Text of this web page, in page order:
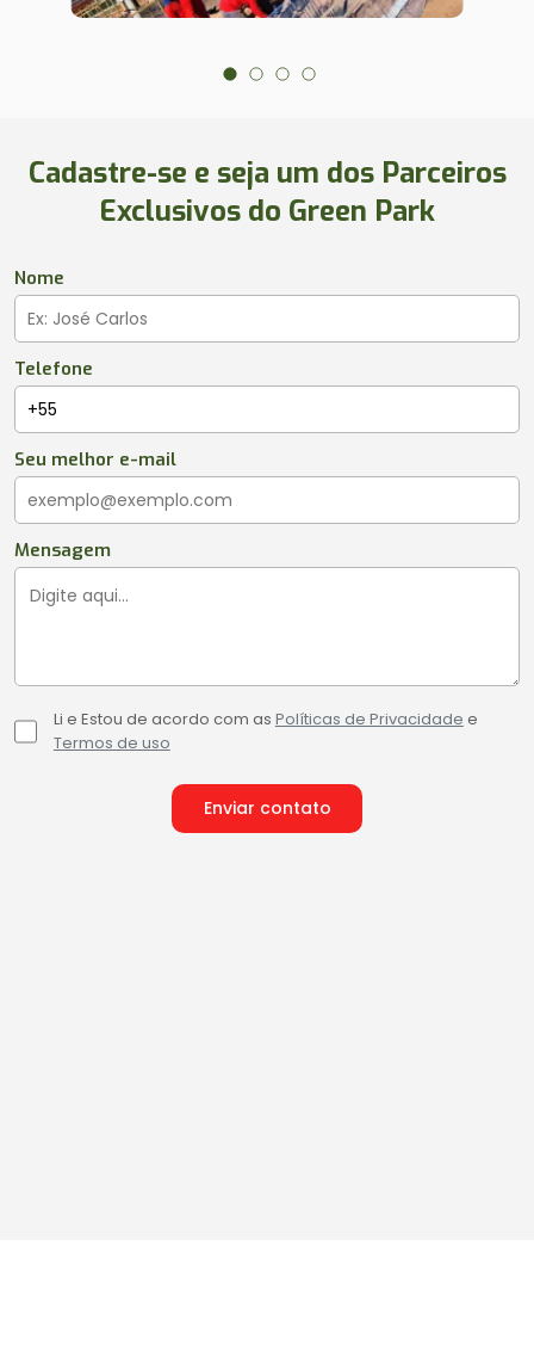
Cadastre-se e seja um dos Parceiros
Exclusivos do Green Park
Nome
Telefone
Seu melhor e-mail
Mensagem
Li e Estou de acordo com as Políticas de Privacidade e
Termos de uso
Enviar contato